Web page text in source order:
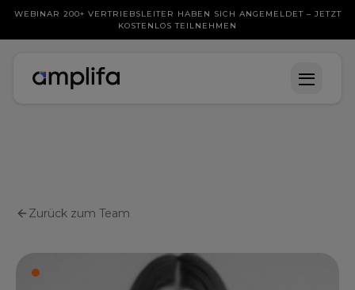
WEBINAR 200+ VERTRIEBSLEITER HABEN SICH ANGEMELDET – JETZT
KOSTENLOS TEILNEHMEN
Zurück zum Team